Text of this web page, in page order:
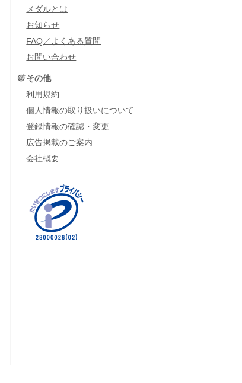
メダルとは
お知らせ
FAQ／よくある質問
お問い合わせ
その他
利用規約
個人情報の取り扱いについて
登録情報の確認・変更
広告掲載のご案内
会社概要